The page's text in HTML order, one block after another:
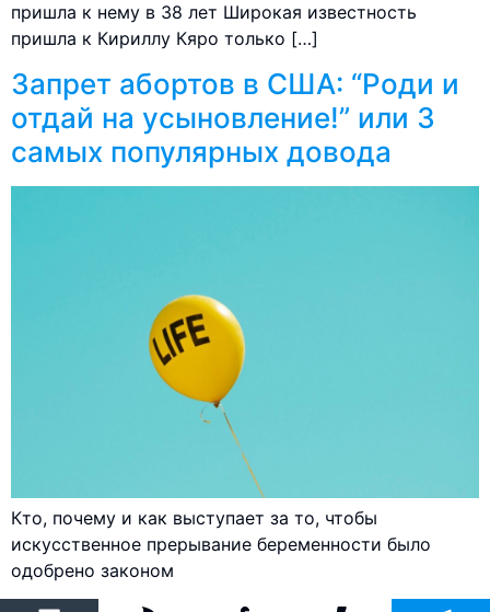
пришла к нему в 38 лет Широкая известность
пришла к Кириллу Кяро только […]
Запрет абортов в США: “Роди и
отдай на усыновление!” или 3
самых популярных довода
Кто, почему и как выступает за то, чтобы
искусственное прерывание беременности было
одобрено законом